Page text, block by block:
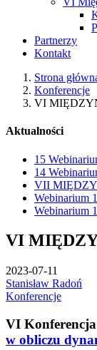
Partnerzy
Kontakt
Strona
Konferencje
VI
Aktualności
15
14
VII
Webinarium
Webinarium
VI
2023-07-11
Stanisław Radoń
Konferencje
VI Konferencja
w obliczu